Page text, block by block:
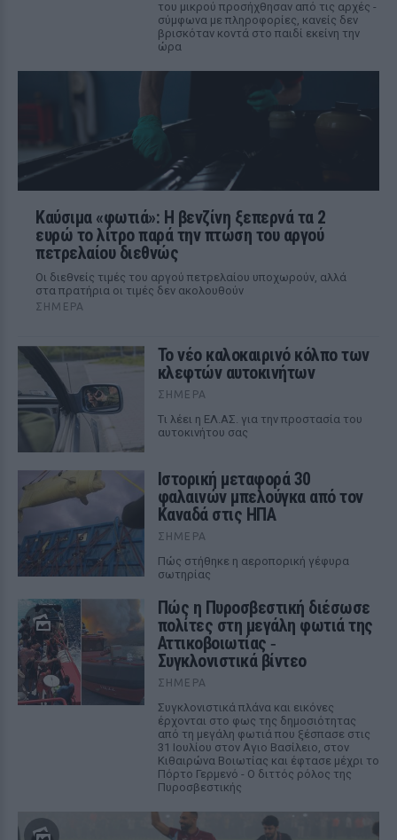
του μικρού προσήχθησαν από τις αρχές -
σύμφωνα με πληροφορίες, κανείς δεν
βρισκόταν κοντά στο παιδί εκείνη την
ώρα
Καύσιμα «φωτιά»: Η βενζίνη ξεπερνά τα 2
ευρώ το λίτρο παρά την πτώση του αργού
πετρελαίου διεθνώς
Οι διεθνείς τιμές του αργού πετρελαίου υποχωρούν, αλλά
στα πρατήρια οι τιμές δεν ακολουθούν
ΣΉΜΕΡΑ
Το νέο καλοκαιρινό κόλπο των
κλεφτών αυτοκινήτων
ΣΉΜΕΡΑ
Tι λέει η ΕΛ.ΑΣ. για την προστασία του
αυτοκινήτου σας
Ιστορική μεταφορά 30
φαλαινών μπελούγκα από τον
Καναδά στις ΗΠΑ
ΣΉΜΕΡΑ
Πώς στήθηκε η αεροπορική γέφυρα
σωτηρίας
Πώς η Πυροσβεστική διέσωσε
πολίτες στη μεγάλη φωτιά της
Αττικοβοιωτίας ‑
Συγκλονιστικά βίντεο
ΣΉΜΕΡΑ
Συγκλονιστικά πλάνα και εικόνες
έρχονται στο φως της δημοσιότητας
από τη μεγάλη φωτιά που ξέσπασε στις
31 Ιουλίου στον Αγιο Βασίλειο, στον
Κιθαιρώνα Βοιωτίας και έφτασε μέχρι το
Πόρτο Γερμενό - Ο διττός ρόλος της
Πυροσβεστικής